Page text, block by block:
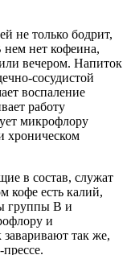
не только бодрит,
нет кофеина,
вечером. Напиток
сосудистой
воспаление
работу
микрофлору
хроническом
в состав, служат
кофе есть калий,
группы В и
и
так же,